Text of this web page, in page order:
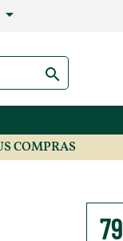
arrow_drop_down
COMPRAS